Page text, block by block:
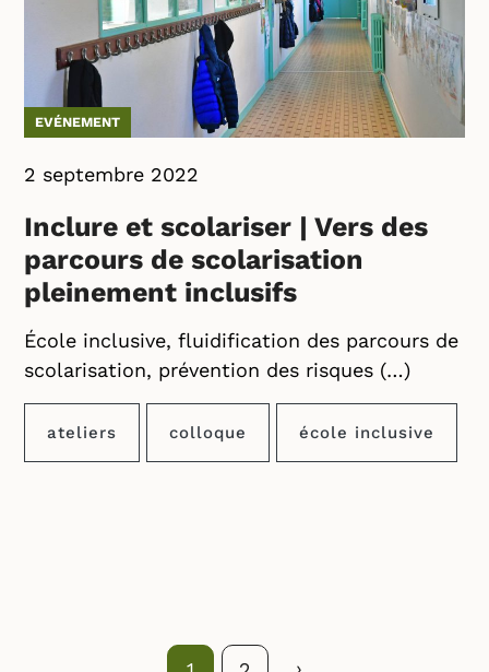
EVÉNEMENT
2 septembre 2022
Inclure et scolariser | Vers des
parcours de scolarisation
pleinement inclusifs
École inclusive, fluidification des parcours de
scolarisation, prévention des risques (…)
ateliers colloque école inclusive
Suivant